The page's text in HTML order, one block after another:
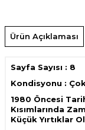
Ürün Açıklaması
Sayfa Sayısı : 8
Kondisyonu :
1980 Öncesi
Kısımlarında
Küçük Yırtıklar